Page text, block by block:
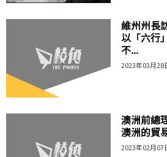
維州州長
以「六行
不...
2023年03月28
澳洲前總
澳洲的貿
2023年02月07